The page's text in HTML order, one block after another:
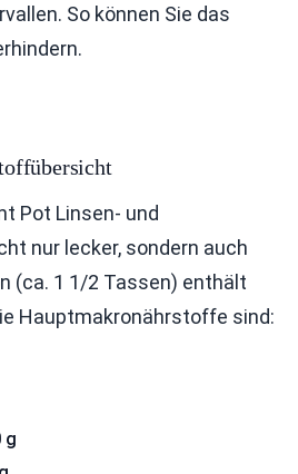
So können Sie das
Pot Linsen- und
nur lecker, sondern auch
(ca. 1 1/2 Tassen) enthält
Hauptmakronährstoffe sind:
g